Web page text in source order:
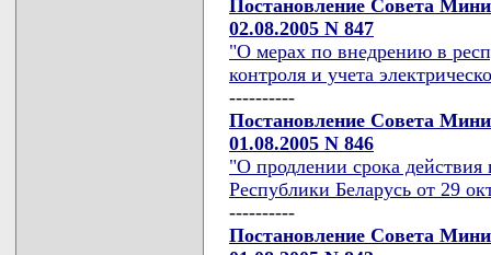
Постановление Совета
02.08.2005 N 847
"О мерах по внедрению в
контроля и учета
----------
Постановление Совета
01.08.2005 N 846
"О продлении срока
Республики Беларусь от 29
----------
Постановление Совета